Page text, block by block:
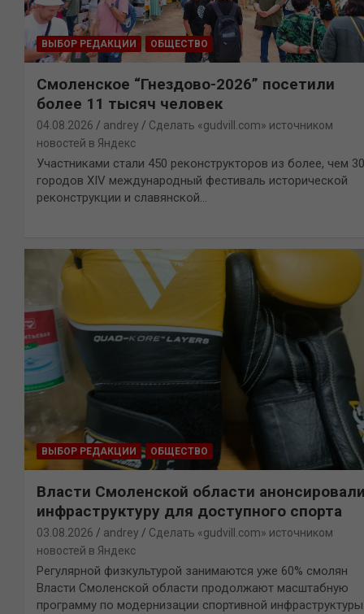
ВЫБОР РЕДАКЦИИ ОБЩЕСТВО
Смоленское “Гнездово-2026” посетили
более 11 тысяч человек
04.08.2026 andrey
Сделать «gudvill.com» источником
новостей в Яндекс
Участниками стали 450 реконструкторов из более, чем 30
городов XIV международный фестиваль исторической
реконструкции и славянской…
ВЫБОР РЕДАКЦИИ ОБЩЕСТВО
Власти Смоленской области
инфраструктуру для доступного спорта
03.08.2026 andrey
Сделать «gudvill.com» источником
новостей в Яндекс
Регулярной физкультурой занимаются уже 60% смолян
Власти Смоленской области продолжают масштабную
программу по модернизации спортивной